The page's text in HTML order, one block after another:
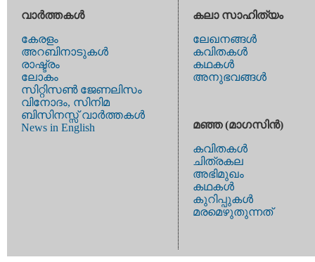
വാര്‍ത്തകള്‍
കേരളം
അറബിനാടുകള്‍
രാഷ്ട്രം
ലോകം
സിറ്റിസണ്‍ ജേണലിസം
വിനോദം, സിനിമ
ബിസിനസ്സ് വാര്‍ത്തകള്‍
News in English
കലാ സാഹിത്യം
ലേഖനങ്ങള്‍
കവിതകള്‍
കഥകള്‍
അനുഭവങ്ങള്‍
മഞ്ഞ (മാഗസിന്‍)
കവിതകള്‍
ചിത്രകല
അഭിമുഖം
കഥകള്‍
കുറിപ്പുകള്‍
മരമെഴുതുന്നത്